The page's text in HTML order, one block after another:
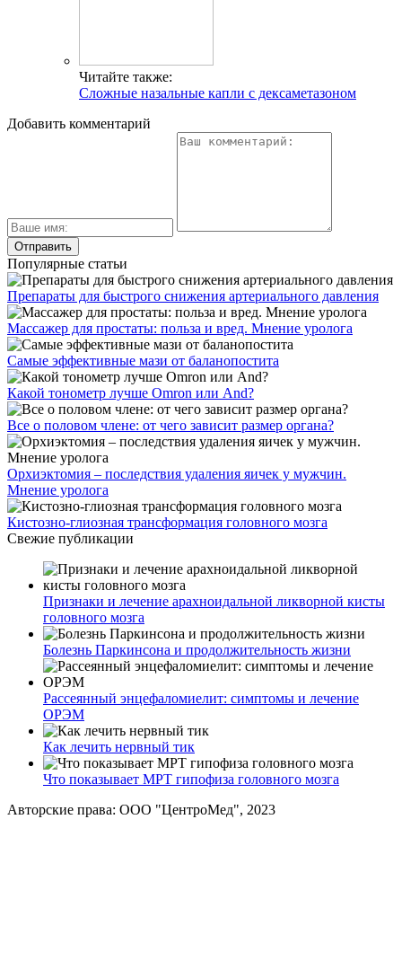
Читайте также:
Сложные назальные капли с дексаметазоном
Добавить комментарий
Популярные статьи
Препараты для быстрого снижения артериального давления
Массажер для простаты: польза и вред. Мнение уролога
Самые эффективные мази от баланопостита
Какой тонометр лучше Omron или And?
Все о половом члене: от чего зависит размер органа?
Орхиэктомия – последствия удаления яичек у мужчин.
Мнение уролога
Кистозно-глиозная трансформация головного мозга
Свежие публикации
Признаки и лечение арахноидальной ликворной кисты
головного мозга
Болезнь Паркинсона и продолжительность жизни
Рассеянный энцефаломиелит: симптомы и лечение
ОРЭМ
Как лечить нервный тик
Что показывает МРТ гипофиза головного мозга
Авторские права: ООО "ЦентроМед", 2023